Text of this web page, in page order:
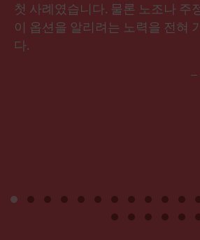
첫 사례였습니다. 물론 노조나 주
이 옵션을 알리려는 노력을 전혀
다.
–